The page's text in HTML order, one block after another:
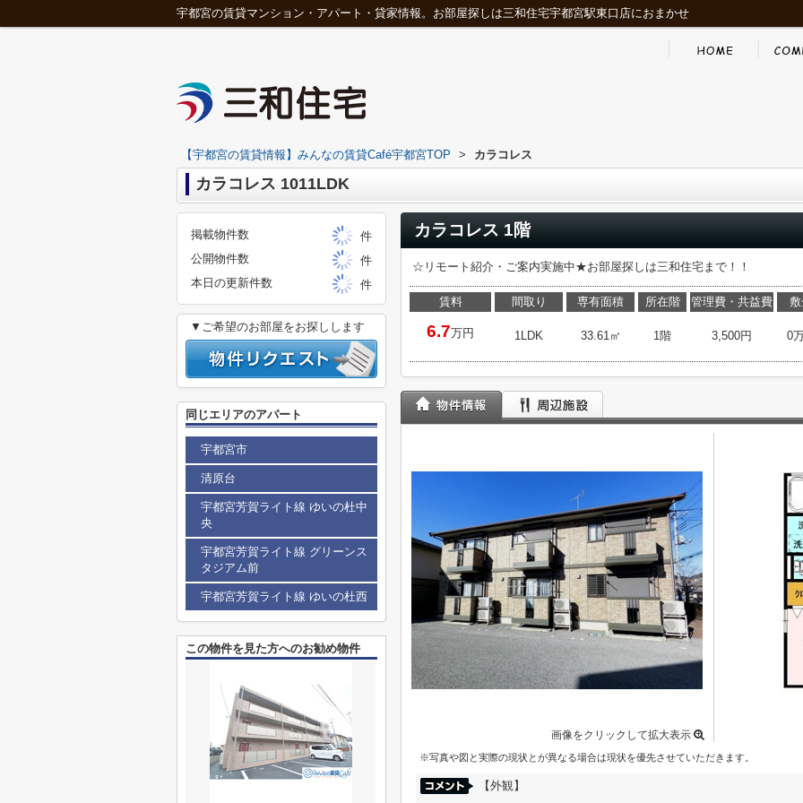
宇都宮の賃貸マンション・アパート・貸家情報。お部屋探しは三和住宅宇都宮駅東口店におまかせ
【宇都宮の賃貸情報】みんなの賃貸Café宇都宮TOP > カラコレス
カラコレス 1011LDK
カラコレス 1階
☆リモート紹介・ご案内実施中★お部屋探しは三和住宅まで！！
賃料
6.7万円
間取り
1LDK
専有面積
33.61㎡
所在階
1階
管理費・共益費
3,500円 0
画像をクリックして拡大表示
※写真や図と実際の現状とが異なる場合は現状を優先させていただきます。
【外観】
掲載物件数
件
公開物件数
件
本日の更新件数
件
▼ご希望のお部屋をお探しします
同じエリアのアパート
宇都宮市
清原台
宇都宮芳賀ライト線 ゆいの杜中
央
宇都宮芳賀ライト線 グリーンス
タジアム前
宇都宮芳賀ライト線 ゆいの杜西
この物件を見た方へのお勧め物件